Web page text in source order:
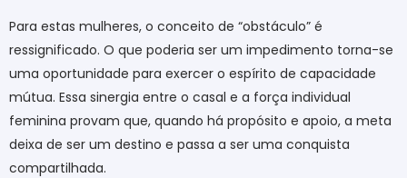
Para estas mulheres, o conceito de “obstáculo” é
ressignificado. O que poderia ser um impedimento torna-se
uma oportunidade para exercer o espírito de capacidade
mútua. Essa sinergia entre o casal e a força individual
feminina provam que, quando há propósito e apoio, a meta
deixa de ser um destino e passa a ser uma conquista
compartilhada.